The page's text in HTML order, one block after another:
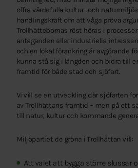
offra värdefulla kultur- och
handlingskraft om att våga pröva
Trollhättebornas röst höras i
antaganden eller industriella
och en lokal förankring är avgörande
kunna stå sig i längden och bidra till
framtid för både stad och sjöfart.
Vi vill se en utveckling där sjöfarten
av Trollhättans framtid – men på ett
till natur, kultur och kommande
Miljöpartiet de gröna i Trollhättan vill:
Att valet att bygga större slussar